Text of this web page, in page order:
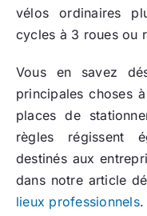
vélos ordinaires
cycles à 3 roues ou
Vous en savez
principales choses
places de
règles régissent
destinés aux
dans notre article
lieux professionnels.